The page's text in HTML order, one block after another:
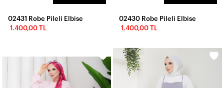
02431 Robe Pileli Elbise
1.400,00 TL
02430 Robe Pileli Elbise
1.400,00 TL